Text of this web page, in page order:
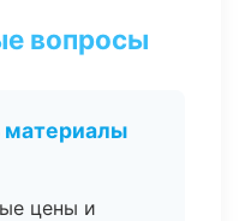
вопросы
материалы
цены и